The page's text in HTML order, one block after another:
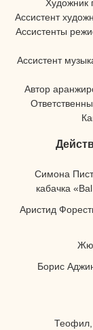
Художник
Ассистент
Ассистенты
Ассистент
Автор
Симона
кабачка
Аристид
Борис
Теофил,